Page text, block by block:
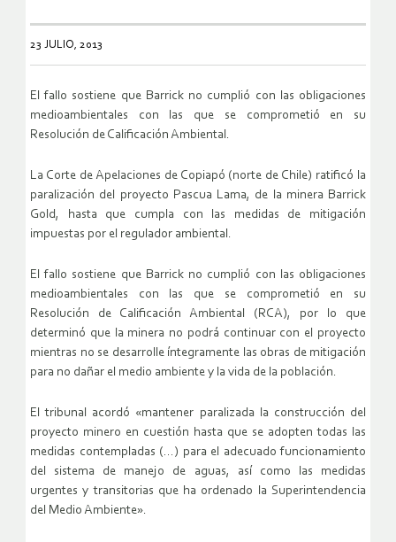
23 JULIO, 2013
El fallo sostiene que Barrick no cumplió con las obligaciones
medioambientales con las que se comprometió en su
Resolución de Calificación Ambiental.
La Corte de Apelaciones de Copiapó (norte de Chile) ratificó la
paralización del proyecto Pascua Lama, de la minera Barrick
Gold, hasta que cumpla con las medidas de mitigación
impuestas por el regulador ambiental.
El fallo sostiene que Barrick no cumplió con las obligaciones
medioambientales con las que se comprometió en su
Resolución de Calificación Ambiental (RCA), por lo que
determinó que la minera no podrá continuar con el proyecto
mientras no se desarrolle íntegramente las obras de mitigación
para no dañar el medio ambiente y la vida de la población.
El tribunal acordó «mantener paralizada la construcción del
proyecto minero en cuestión hasta que se adopten todas las
medidas contempladas (…) para el adecuado funcionamiento
del sistema de manejo de aguas, así como las medidas
urgentes y transitorias que ha ordenado la Superintendencia
del Medio Ambiente».